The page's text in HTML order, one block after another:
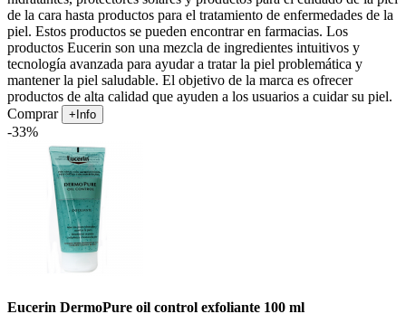
de la cara hasta productos para el tratamiento de enfermedades de la
piel. Estos productos se pueden encontrar en farmacias. Los
productos Eucerin son una mezcla de ingredientes intuitivos y
tecnología avanzada para ayudar a tratar la piel problemática y
mantener la piel saludable. El objetivo de la marca es ofrecer
productos de alta calidad que ayuden a los usuarios a cuidar su piel.
Comprar
+Info
-33%
Eucerin DermoPure oil control exfoliante 100 ml